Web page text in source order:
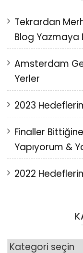
Tekrardan
Blog Yazmaya
Amsterdam
Yerler
2023
Finaller
Yapıyorum &
2022
Kategoriler